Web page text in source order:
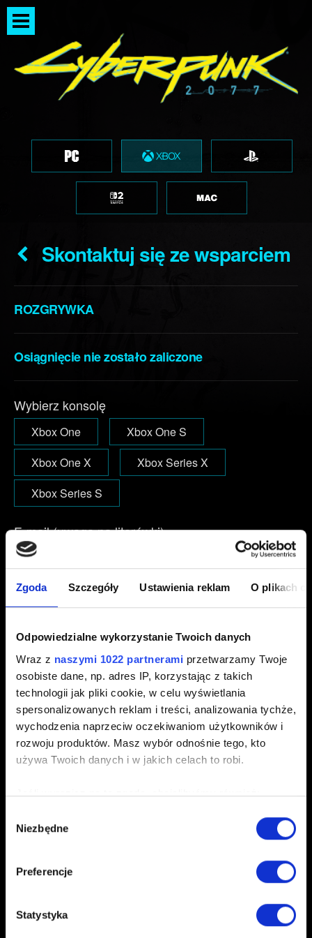
Zgoda Szczegóły Ustawienia reklam O plikach
Odpowiedzialne wykorzystanie Twoich danych
Wraz z naszymi 1022 partnerami przetwarzamy Twoje
osobiste dane, np. adres IP, korzystając z takich
technologii jak pliki cookie, w celu wyświetlania
spersonalizowanych reklam i treści, analizowania tychże,
wychodzenia naprzeciw oczekiwaniom użytkowników i
rozwoju produktów. Masz wybór odnośnie tego, kto
używa Twoich danych i w jakich celach to robi.
Jeśli wyrazisz na to zgodę, chcielibyśmy również:
geograficznej z dokładnością nawet do kilku metrów
analizując charakteryzującego je zbiory danych
(fingerprinting, czyli wirtualny odcisk palca)
dane są przetwarzane oraz ustaw własne preferencje w
zgody
Niezbędne
Preferencje
Statystyka
Skontaktuj się ze wsparciem
ROZGRYWKA
Osiągnięcie nie zostało zaliczone
Wybierz konsolę
Xbox One
Xbox One S
Xbox One X
Xbox Series X
Xbox Series S
E-mail (uwaga na literówki)
Krótki opis problemu
Dodaj plik
Możesz załączyć do zgłoszenia plik np. zrzut ekranu.
Limit: 12 MB.
Przeglądaj